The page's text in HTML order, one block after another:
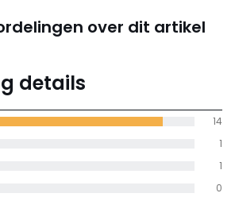
over dit artikel
4,8
gemiddelde bereikt
door alle landen
100% gecertificeerde beoordelingen,
details
0
1
1
14